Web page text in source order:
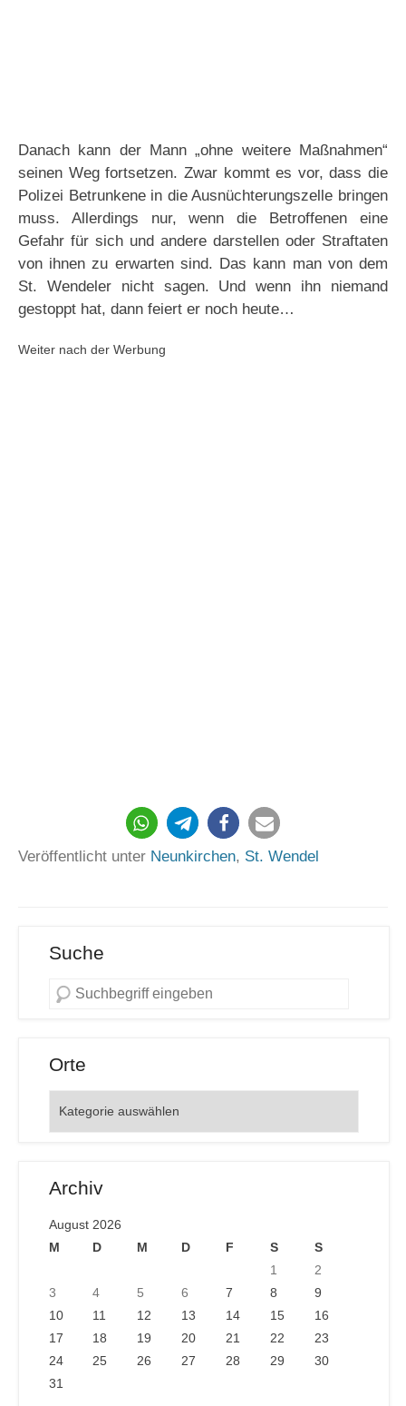
Danach kann der Mann „ohne weitere Maßnahmen“
seinen Weg fortsetzen. Zwar kommt es vor, dass die
Polizei Betrunkene in die Ausnüchterungszelle bringen
muss. Allerdings nur, wenn die Betroffenen eine
Gefahr für sich und andere darstellen oder Straftaten
von ihnen zu erwarten sind. Das kann man von dem
St. Wendeler nicht sagen. Und wenn ihn niemand
gestoppt hat, dann feiert er noch heute…
Weiter nach der Werbung
Veröffentlicht unter Neunkirchen, St. Wendel
Suche
Orte
Archiv
August 2026
M
D M D F S
S
1
2
3
4 5 6 7 8
9
10
11 12 13 14 15
16
17
18 19 20 21 22
23
24
25 26 27 28 29
30
31